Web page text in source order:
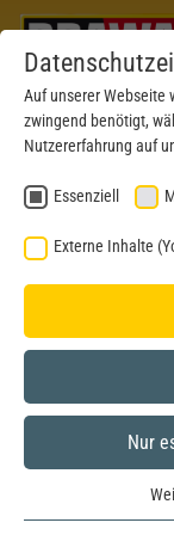
Auf unserer Webseite
zwingend benötigt,
Nutzererfahrung auf
Essenziell
Externe Inhalte
Nur